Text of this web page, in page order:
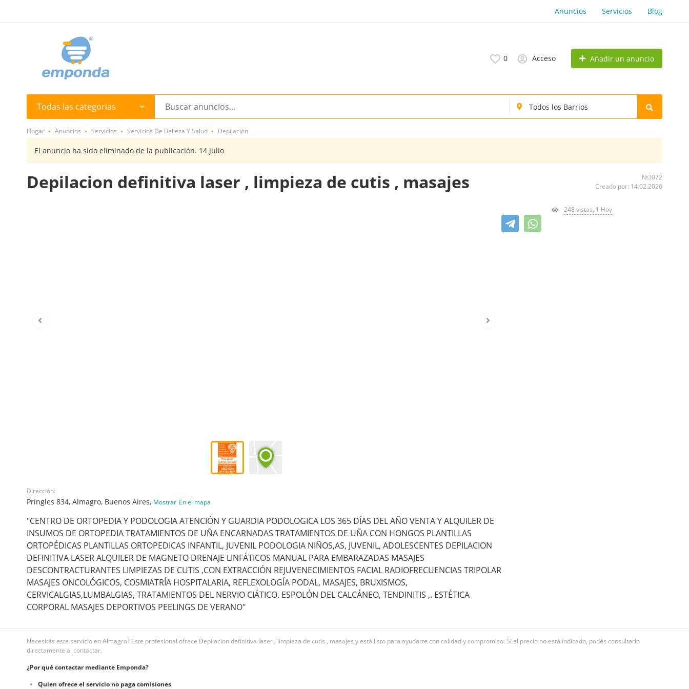
Anuncios Servicios Blog
0 Acceso Añadir un anuncio
Todas las categorias
Hogar Anuncios Servicios Servicios De Belleza Y Salud Depilación
El anuncio ha sido eliminado de la publicación. 14 julio
Depilacion definitiva laser , limpieza de cutis , masajes
№3072
Creado por: 14.02.2026
Dirección:
Pringles 834, Almagro, Buenos Aires, Mostrar En el mapa
"CENTRO DE ORTOPEDIA Y PODOLOGIA ATENCIÓN Y GUARDIA PODOLOGICA LOS 365 DÍAS DEL AÑO VENTA Y ALQUILER DE
INSUMOS DE ORTOPEDIA TRATAMIENTOS DE UÑA ENCARNADAS TRATAMIENTOS DE UÑA CON HONGOS PLANTILLAS
ORTOPÉDICAS PLANTILLAS ORTOPEDICAS INFANTIL, JUVENIL PODOLOGIA NIÑOS,AS, JUVENIL, ADOLESCENTES DEPILACION
DEFINITIVA LASER ALQUILER DE MAGNETO DRENAJE LINFÁTICOS MANUAL PARA EMBARAZADAS MASAJES
DESCONTRACTURANTES LIMPIEZAS DE CUTIS ,CON EXTRACCIÓN REJUVENECIMIENTOS FACIAL RADIOFRECUENCIAS TRIPOLAR
MASAJES ONCOLÓGICOS, COSMIATRÍA HOSPITALARIA, REFLEXOLOGÍA PODAL, MASAJES, BRUXISMOS,
CERVICALGIAS,LUMBALGIAS, TRATAMIENTOS DEL NERVIO CIÁTICO. ESPOLÓN DEL CALCÁNEO, TENDINITIS ,. ESTÉTICA
CORPORAL MASAJES DEPORTIVOS PEELINGS DE VERANO"
248 vistas, 1 Hoy
Necesitás este servicio en Almagro? Este profesional ofrece Depilacion definitiva laser , limpieza de cutis , masajes y está listo para ayudarte con calidad y compromiso. Si el precio no está indicado, podés consultarlo
directamente al contactar.
¿Por qué contactar mediante Emponda?
Quien ofrece el servicio no paga comisiones